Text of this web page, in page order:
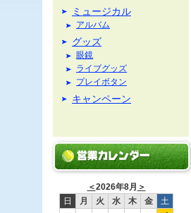
ミュージカル
アルバム
グッズ
眼鏡
ライブグッズ
プレイボタン
キャンペーン
＜2026年8月 ＞
日
月 火 水 木 金
土